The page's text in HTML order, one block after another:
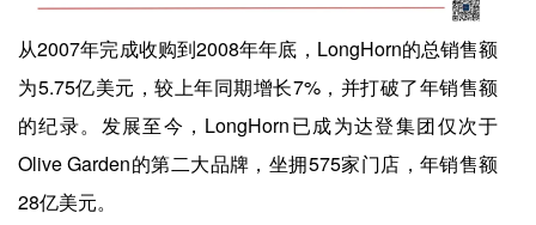
从2007年完成收购到2008年年底，LongHorn的总销售额
为5.75亿美元，较上年同期增长7%，并打破了年销售额
的纪录。发展至今，LongHorn已成为达登集团仅次于
Olive Garden的第二大品牌，坐拥575家门店，年销售额
28亿美元。